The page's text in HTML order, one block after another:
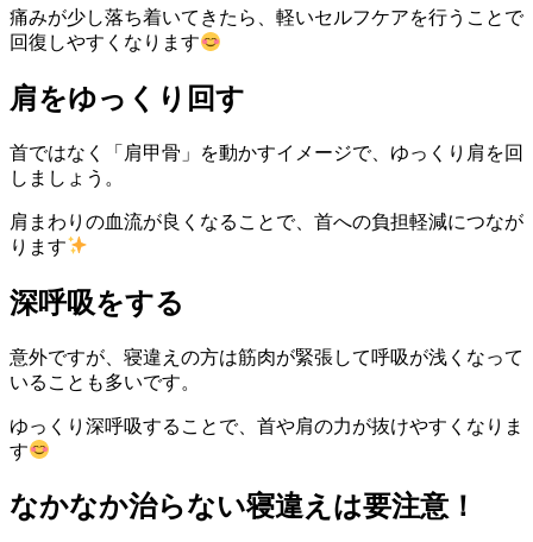
痛みが少し落ち着いてきたら、軽いセルフケアを行うことで
回復しやすくなります
肩をゆっくり回す
首ではなく「肩甲骨」を動かすイメージで、ゆっくり肩を回
しましょう。
肩まわりの血流が良くなることで、首への負担軽減につなが
ります
深呼吸をする
意外ですが、寝違えの方は筋肉が緊張して呼吸が浅くなって
いることも多いです。
ゆっくり深呼吸することで、首や肩の力が抜けやすくなりま
す
なかなか治らない寝違えは要注意！